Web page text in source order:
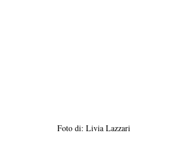
Foto di: Livia Lazzari